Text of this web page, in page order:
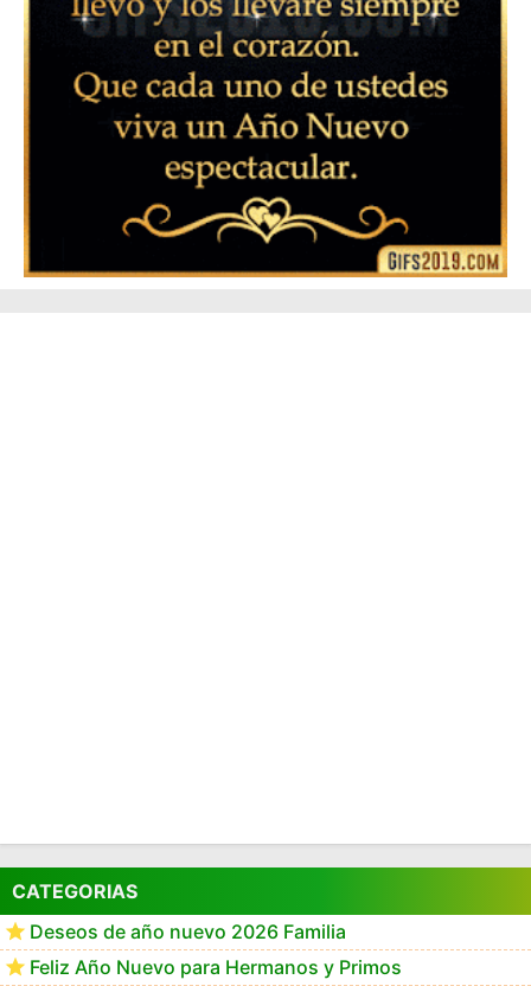
CATEGORIAS
Deseos de año nuevo 2026 Familia
Feliz Año Nuevo para Hermanos y Primos